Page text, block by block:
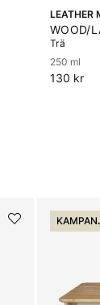
LEATHER
WOOD/
Trä
250 ml
130 kr